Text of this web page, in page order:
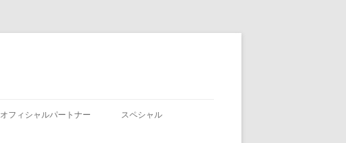
オフィシャルパートナー スペシャル